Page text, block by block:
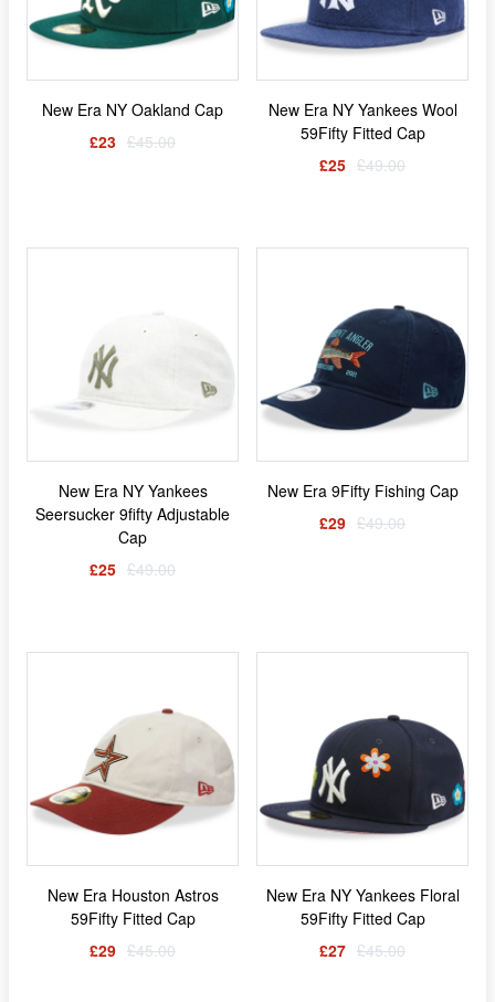
New Era NY Oakland Cap
£23 £45.00
New Era NY Yankees Wool
59Fifty Fitted Cap
£25 £49.00
New Era NY Yankees
Seersucker 9fifty Adjustable
Cap
£25 £49.00
New Era 9Fifty Fishing Cap
£29 £49.00
New Era Houston Astros
59Fifty Fitted Cap
£29 £45.00
New Era NY Yankees Floral
59Fifty Fitted Cap
£27 £45.00